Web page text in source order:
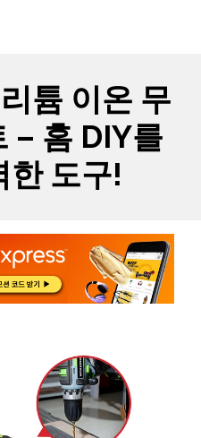
튬 이온 무
– 홈 DIY를
한 도구!